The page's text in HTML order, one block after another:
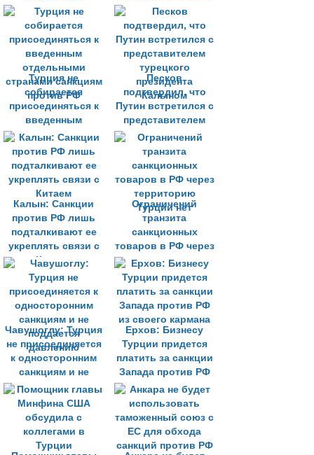
другими странами
санкциям против
РФ
не принесут пользы
Турции
Турция не
собирается
присоединяться к
введенным
отдельными
странами санкциям
против РФ
Песков
подтвердил, что
Путин встретился с
представителем
турецкого
президента
Калыном
Калын: Санкции
против РФ лишь
подталкивают ее
укреплять связи с
Китаем
Ограничений
транзита
санкционных
товаров в РФ через
территорию
Турции нет
Чавушоглу: Турция
не присоединяется
к односторонним
санкциям и не
поддается
давлению
Ерхов: Бизнесу
Турции придется
платить за санкции
Запада против РФ
из своего кармана